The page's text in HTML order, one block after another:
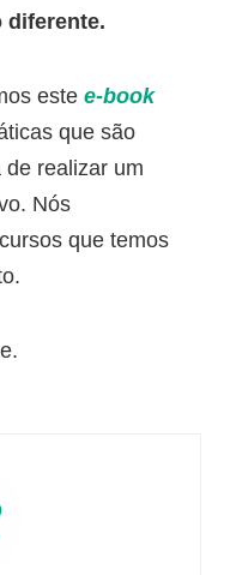
diferente.
este e-book
que são
realizar um
Nós
que temos